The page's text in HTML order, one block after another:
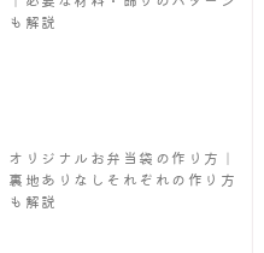
も解説
オリジナルお弁当袋の作り方｜
裏地ありなしそれぞれの作り方
も解説